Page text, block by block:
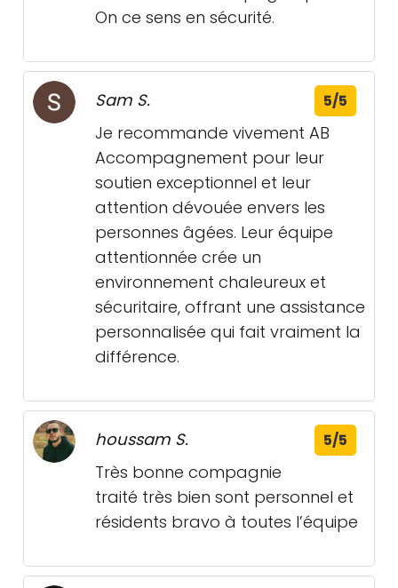
On ce sens en sécurité.
Sam S. 5/5
Je recommande vivement AB
Accompagnement pour leur
soutien exceptionnel et leur
attention dévouée envers les
personnes âgées. Leur équipe
attentionnée crée un
environnement chaleureux et
sécuritaire, offrant une assistance
personnalisée qui fait vraiment la
différence.
houssam S. 5/5
Très bonne compagnie
traité très bien sont personnel et
résidents bravo à toutes l’équipe